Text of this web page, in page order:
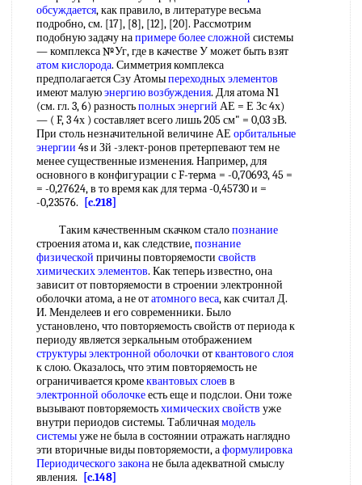
обсуждается, как правило, в литературе весьма
подробно, см. [17], [8], [12], [20]. Рассмотрим
подобную задачу напримере более сложной системы
— комплекса №Уг, где в качестве У может быть взят
атом кислорода. Симметрия комплекса
предполагается Сзу Атомыпереходных элементов
имеют малуюэнергию возбуждения. Для атома N1
(см. гл. 3, 6) разностьполных энергий АЕ = Е Зс 4х)
— ( F, 3 4х ) составляет всего лишь 205 см" = 0,03 зВ.
При столь незначительной величине АЕ орбитальные
энергии 4s и Зй -злект-ронов претерпевают тем не
менее существенные изменения. Например, для
основного в конфигурации с F-тepмa = -0,70693, 45 =
= -0,27624, в то время как для терма -0,45730 и =
-0,23576.
[c.218]
Таким качественным скачком сталопознание
строения атома и, как следствие,познание
физической причины повторяемости свойств
химических элементов. Как теперь известно, она
зависит от повторяемости в строении электронной
оболочки атома, а не отатомного веса, как считал Д.
И. Менделеев и его современники. Было
установлено, что повторяемость свойств от периода к
периоду является зеркальным отображением
структуры электронной оболочки отквантового слоя
к слою. Оказалось, что этим повторяемость не
ограничивается кромеквантовых слоев в
электронной оболочкеесть еще и подслои. Они тоже
вызывают повторяемостьхимических свойств уже
внутри периодов системы. Табличнаямодель
системыуже не была в состоянии отражать наглядно
эти вторичные виды повторяемости, аформулировка
Периодического законане была адекватной смыслу
явления.
[c.148]